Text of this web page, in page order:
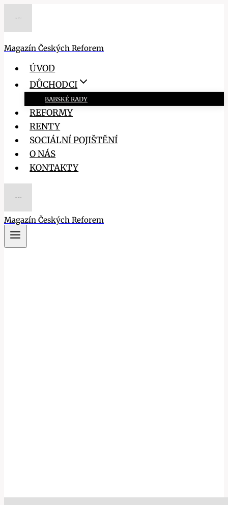
Magazín Českých Reforem
ÚVOD
DŮCHODCI
BABSKÉ RADY
REFORMY
RENTY
SOCIÁLNÍ POJIŠTĚNÍ
O NÁS
KONTAKTY
Magazín Českých Reforem